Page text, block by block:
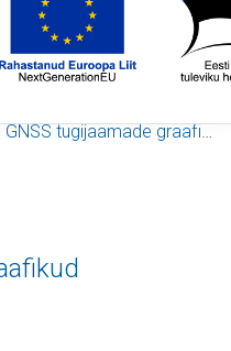
GNSS tugijaamade graafikud